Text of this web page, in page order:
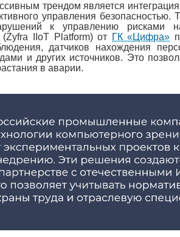
трендом является
управления безопасностью.
к управлению рисками
IIoT Platform) от ГК «Цифра»
датчиков нахождения
и других источников. Это
в аварии.